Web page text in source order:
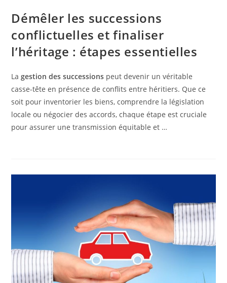
Démêler les successions
conflictuelles et finaliser
l’héritage : étapes essentielles
Lagestion des successions peut devenir un véritable
casse-tête en présence de conflits entre héritiers. Que ce
soit pour inventorier les biens, comprendre la législation
locale ou négocier des accords, chaque étape est cruciale
pour assurer une transmission équitable et …